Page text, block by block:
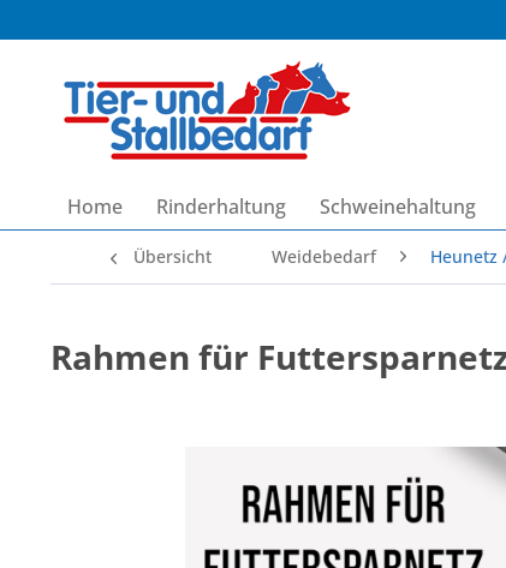
Home Rinderhaltung Schweinehaltung
Übersicht Weidebedarf Heunetz
Rahmen für